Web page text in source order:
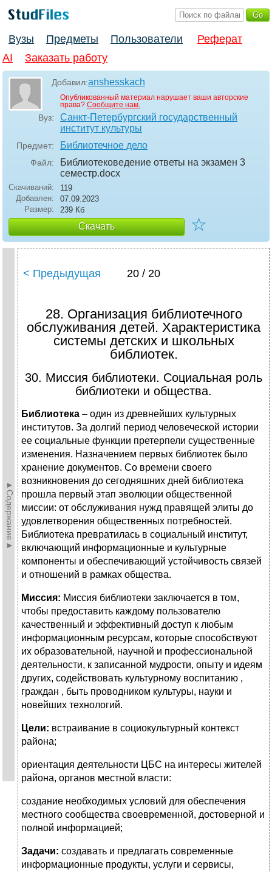
Вузы Предметы Пользователи
Реферат
AI
Заказать работу
Добавил:anshesskach
Опубликованный материал нарушает ваши авторские
права? Сообщите нам.
Вуз:
Санкт-Петербургский государственный
институт культуры
Предмет: Библиотечное дело
Файл:
Библиотековедение ответы на экзамен 3
семестр.docx
Скачиваний:
119
Добавлен:
07.09.2023
Размер:
239 Кб
Скачать ☆
►Содержание►
< Предыдущая 20 / 20
28. Организация библиотечного
обслуживания детей. Характеристика
системы детских и школьных
библиотек.
30. Миссия библиотеки. Социальная роль
библиотеки и общества.
Библиотека – один из древнейших культурных
институтов. За долгий период человеческой истории
ее социальные функции претерпели существенные
изменения. Назначением первых библиотек было
хранение документов. Со времени своего
возникновения до сегодняшних дней библиотека
прошла первый этап эволюции общественной
миссии: от обслуживания нужд правящей элиты до
удовлетворения общественных потребностей.
Библиотека превратилась в социальный институт,
включающий информационные и культурные
компоненты и обеспечивающий устойчивость связей
и отношений в рамках общества.
Миссия: Миссия библиотеки заключается в том,
чтобы предоставить каждому пользователю
качественный и эффективный доступ к любым
информационным ресурсам, которые способствуют
их образовательной, научной и профессиональной
деятельности, к записанной мудрости, опыту и идеям
других, содействовать культурному воспитанию ,
граждан , быть проводником культуры, науки и
новейших технологий.
Цели: встраивание в социокультурный контекст
района;
ориентация деятельности ЦБС на интересы жителей
района, органов местной власти:
создание необходимых условий для обеспечения
местного сообщества своевременной, достоверной и
полной информацией;
Задачи: создавать и предлагать современные
информационные продукты, услуги и сервисы,